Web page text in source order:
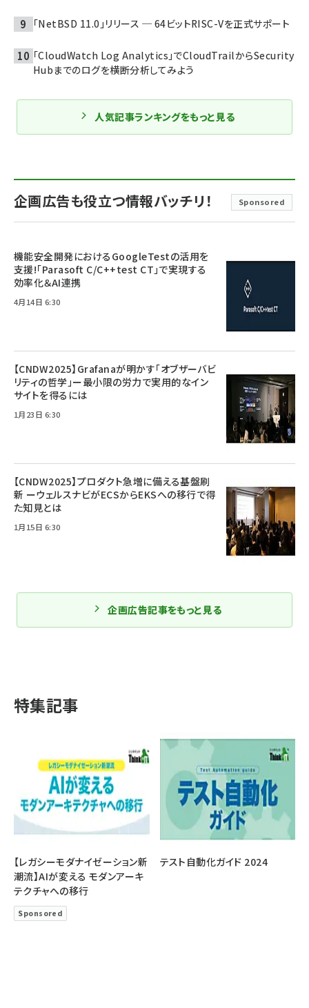
企画広告も役立つ情報バッチリ！ Sponsored
機能安全開発におけるGoogleTestの活用を
支援!「Parasoft C/C++test CT」で実現する
効率化＆AI連携
4月14日 6:30
【CNDW2025】Grafanaが明かす「オブザーバビ
リティの哲学」ー最小限の労力で実用的なイン
サイトを得るには
1月23日 6:30
【CNDW2025】プロダクト急増に備える基盤刷
新 ーウェルスナビがECSからEKSへの移行で得
た知見とは
1月15日 6:30
企画広告記事をもっと見る
「NetBSD 11.0」リリース ─ 64ビットRISC-Vを正式サポート
「CloudWatch Log Analytics」でCloudTrailからSecurity
Hubまでのログを横断分析してみよう
人気記事ランキングをもっと見る
特集記事
【レガシーモダナイゼーション新
潮流】AIが変える モダンアーキ
テクチャへの移行
Sponsored
テスト自動化ガイド 2024